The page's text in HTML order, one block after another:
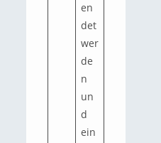
en
det
wer
de
n
un
d
ein